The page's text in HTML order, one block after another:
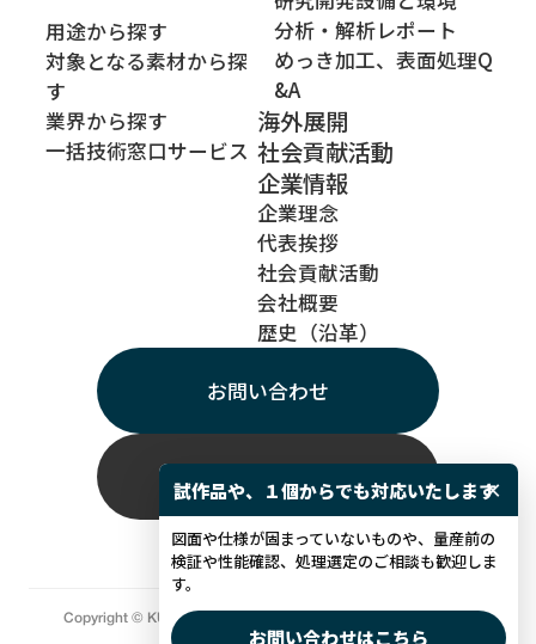
用途から探す
対象となる素材から探
す
業界から探す
一括技術窓口サービス
分析・解析レポート
めっき加工、表面処理Q
&A
海外展開
社会貢献活動
企業情報
企業理念
代表挨拶
社会貢献活動
会社概要
歴史（沿革）
お問い合わせ
採用情報
Copyright © KUROSAKA PLATING CO.,LTD.All rights reserved.
試作品や、１個からでも対応いたします
×
図面や仕様が固まっていないものや、量産前の
検証や性能確認、処理選定のご相談も歓迎しま
す。
お問い合わせはこちら